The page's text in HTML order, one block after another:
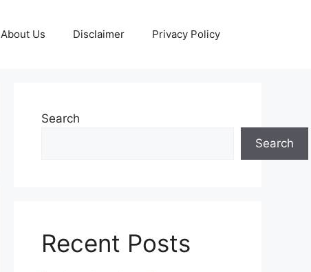
About Us Disclaimer Privacy Policy
Search
Search
Recent Posts